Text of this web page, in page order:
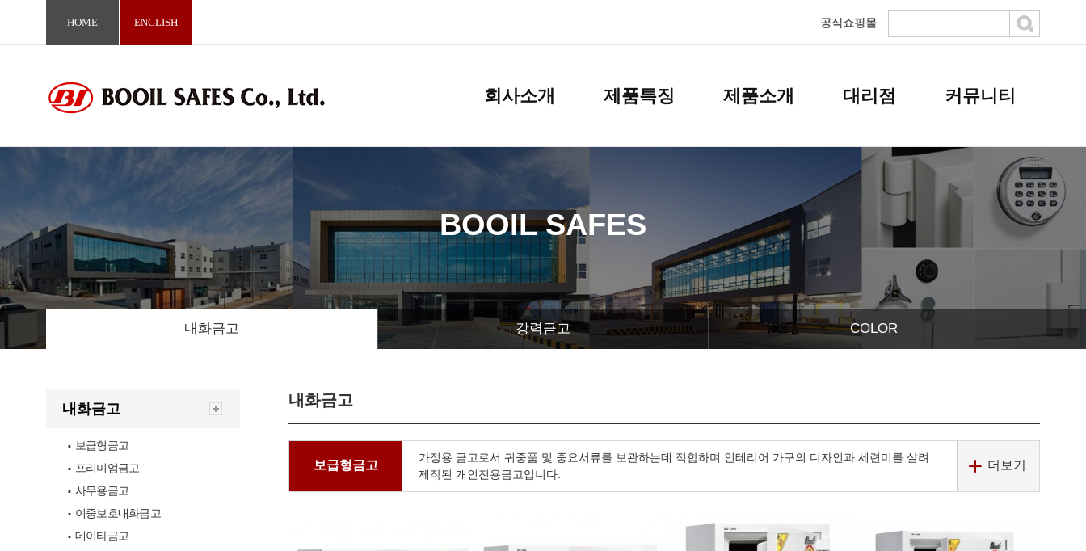
HOME ENGLISH 공식쇼핑몰
회사소개 제품특징 제품소개 대리점 커뮤니티
BOOIL SAFES
내화금고 강력금고 COLOR
내화금고
▪ 보급형금고
▪ 프리미엄금고
▪ 사무용금고
▪ 이중보호내화금고
▪ 데이타금고
내화금고
보급형금고
가정용 금고로서 귀중품 및 중요서류를 보관하는데 적합하며 인테리어 가구의 디자인과 세련미를 살려
제작된 개인전용금고입니다.
더보기